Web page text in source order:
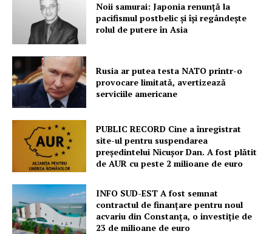
Proiecte editoriale
Rețea
Contact
Noii samurai: Japonia renunță la
pacifismul postbelic și își regândește
rolul de putere în Asia
Rusia ar putea testa NATO printr-o
provocare limitată, avertizează
serviciile americane
PUBLIC RECORD Cine a înregistrat
site-ul pentru suspendarea
președintelui Nicușor Dan. A fost plătit
de AUR cu peste 2 milioane de euro
INFO SUD-EST A fost semnat
contractul de finanțare pentru noul
acvariu din Constanța, o investiție de
23 de milioane de euro